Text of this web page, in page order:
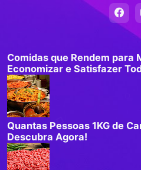
Comidas que Rendem para
Economizar e Satisfazer
Quantas Pessoas 1KG de
Descubra Agora!